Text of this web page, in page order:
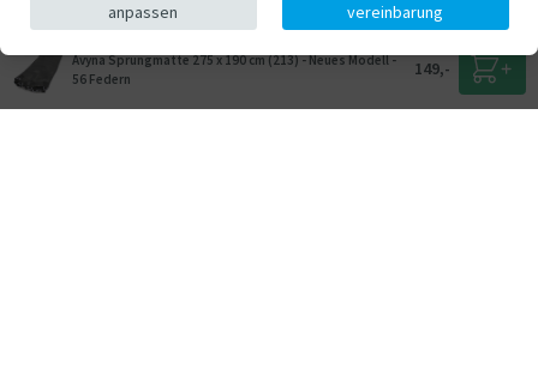
Avyna Sprungmatte 275 x 190 cm (213) - Neues Modell -
56 Federn
149,-
anpassen vereinbarung